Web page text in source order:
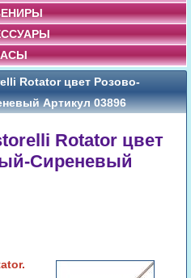
Rotator цвет Розово-
Артикул 03896
Rotator цвет
Сиреневый
.